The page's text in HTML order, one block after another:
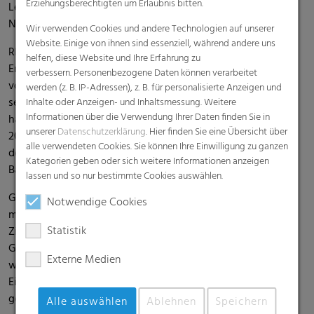
Leistungserwartungen unserer Kunden als auch ihre
Nachhaltigkeitsziele erfüllen."
RKW hat das Ziel der "Strategie 2025", die Scope 1&2 GHG-
Emissionen im Vergleich zu 2017 zu halbieren, bereits
vorzeitig, nämlich 2020, erreicht und ist erfolgreich dabei,
seine Treibhausgasemissionen weiter zu reduzieren. RKW
hat 2023 die CO2-Emissionen im Vergleich zum Basisjahr
2017 bereits um 61 Prozent reduziert. Darüber hinaus konnte
der Wasserverbrauch 2023 um 30 Prozent gegenüber dem
Basisjahr 2017 verringert werden.
Gegliedert nach ESG (Environmental, Social, Governance)
macht der Bericht transparent, welche Aktivitäten und
Ziele im Rahmen des RKW-Engagements für Umwelt,
Gesellschaft und Unternehmensführung 2023 umgesetzt
wurden – untermauert durch Kennzahlen, die einen
Einblick in die Fortschritte der einzelnen Handlungsfelder
geben.
Erziehungsberechtigten um Erlaubnis bitten.
Wir verwenden Cookies und andere Technologien auf unserer
Website. Einige von ihnen sind essenziell, während andere uns
helfen, diese Website und Ihre Erfahrung zu
verbessern. Personenbezogene Daten können verarbeitet
werden (z. B. IP-Adressen), z. B. für personalisierte Anzeigen und
Inhalte oder Anzeigen- und Inhaltsmessung. Weitere
Informationen über die Verwendung Ihrer Daten finden Sie in
unsererDatenschutzerklärung. Hier finden Sie eine Übersicht über
alle verwendeten Cookies. Sie können Ihre Einwilligung zu ganzen
Kategorien geben oder sich weitere Informationen anzeigen
lassen und so nur bestimmte Cookies auswählen.
Notwendige Cookies
Statistik
Externe Medien
Alle auswählen Ablehnen Speichern